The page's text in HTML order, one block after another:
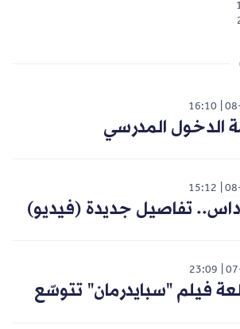
16:10
الدخول المدرسي
15:12
تفاصيل جديدة (فيديو)
23:09
فيلم "سبايدرمان" تتوسّع